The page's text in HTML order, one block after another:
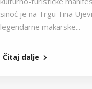
sinoć je na Trgu Tina
legendarne makarske...
Čitaj dalje